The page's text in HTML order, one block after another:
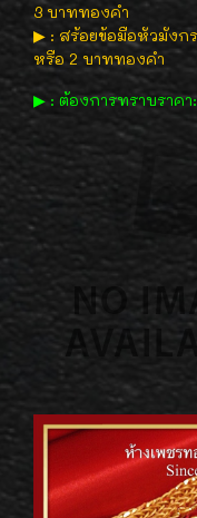
3 บาททองคำ
▶ : สร้อยข้อมือหัวมังก
หรือ 2 บาททองคำ
▶ : ต้องการทราบราคา: